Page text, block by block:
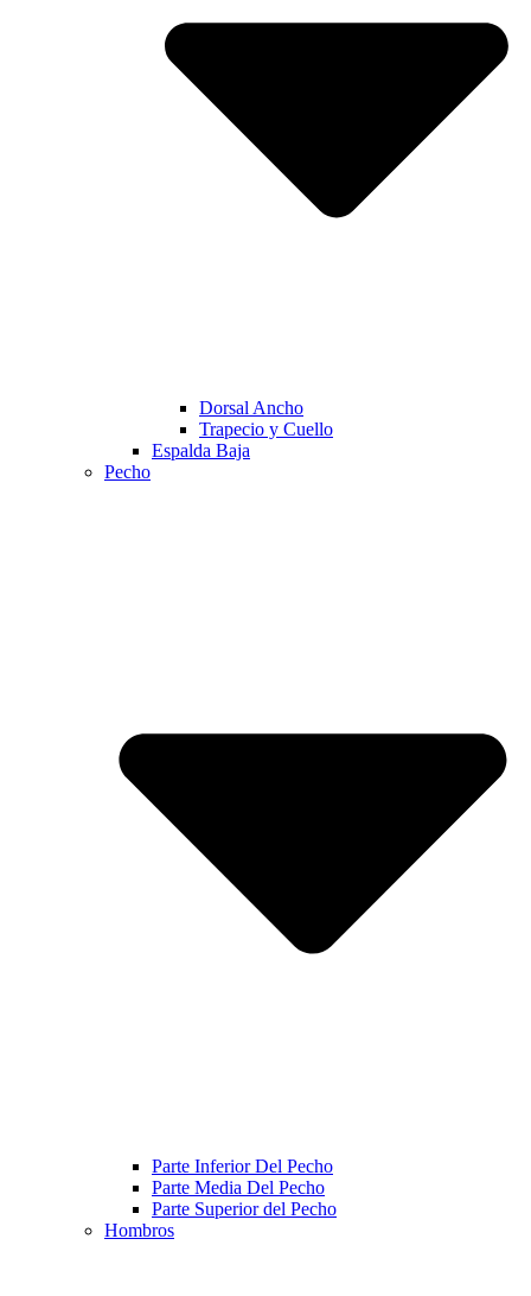
Dorsal Ancho
Trapecio y Cuello
Espalda Baja
Pecho
Parte Inferior Del Pecho
Parte Media Del Pecho
Parte Superior del Pecho
Hombros